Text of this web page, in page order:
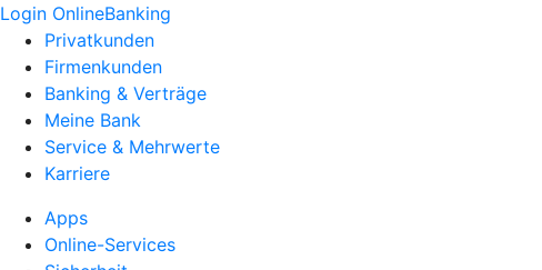
Login OnlineBanking
Privatkunden
Firmenkunden
Banking & Verträge
Meine Bank
Service & Mehrwerte
Karriere
Apps
Online-Services